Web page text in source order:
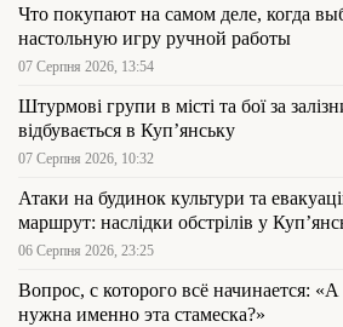
Что покупают на самом деле, когда
настольную игру ручной работы
07 Серпня 2026, 13:54
Штурмові групи в місті та бої за
відбувається в Куп’янську
07 Серпня 2026, 10:32
Атаки на будинок культури та
маршрут: наслідки обстрілів у
06 Серпня 2026, 23:25
Вопрос, с которого всё начинается:
нужна именно эта стамеска?»